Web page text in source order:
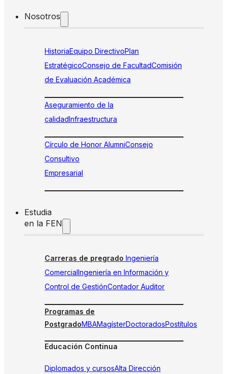
Nosotros
HistoriaEquipo DirectivoPlan
EstratégicoConsejo de FacultadComisión
de Evaluación Académica
Aseguramiento de la
calidadInfraestructura
Círculo de Honor AlumniConsejo
Consultivo
Empresarial
Estudia
en la FEN
Carreras de pregrado Ingeniería
ComercialIngeniería en Información y
Control de GestiónContador Auditor
Programas de
PostgradoMBAMagísterDoctoradosPostítulos
Educación Continua
Diplomados y cursosAlta Dirección